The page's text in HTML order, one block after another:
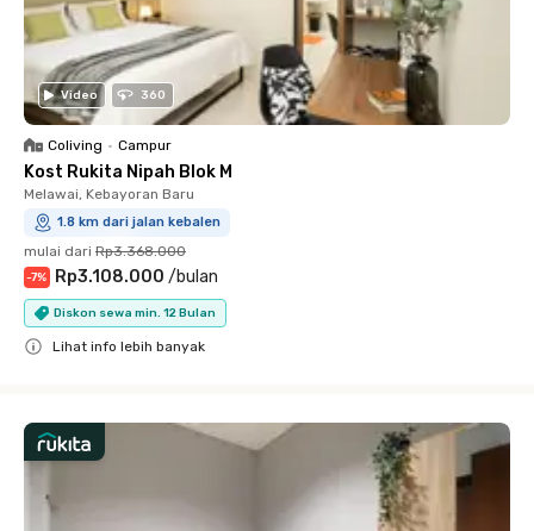
Video 360
Coliving • Campur
Kost Rukita Nipah Blok M
Melawai, Kebayoran Baru
1.8 km dari jalan kebalen
mulai dari Rp3.368.000
-7% Rp3.108.000 /bulan
Diskon sewa min. 12 Bulan
Lihat info lebih banyak